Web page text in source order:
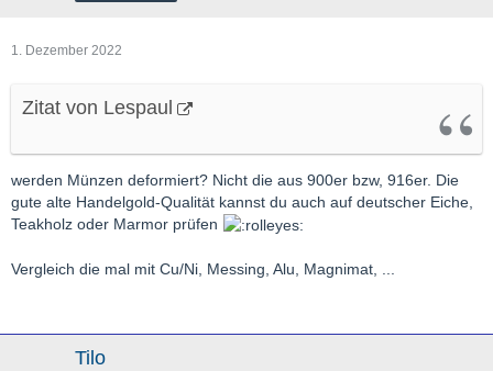
1. Dezember 2022
Zitat von Lespaul
werden Münzen deformiert? Nicht die aus 900er bzw, 916er. Die
gute alte Handelgold-Qualität kannst du auch auf deutscher Eiche,
Teakholz oder Marmor prüfen
Vergleich die mal mit Cu/Ni, Messing, Alu, Magnimat, ...
Tilo